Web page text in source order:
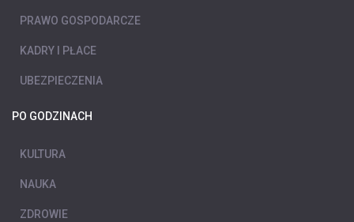
PRAWO GOSPODARCZE
KADRY I PŁACE
UBEZPIECZENIA
PO GODZINACH
KULTURA
NAUKA
ZDROWIE